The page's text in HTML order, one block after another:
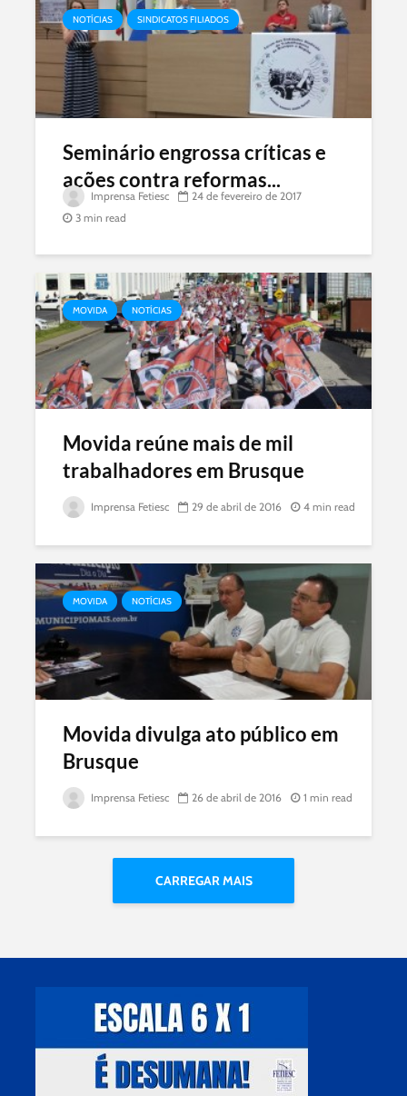
NOTÍCIAS SINDICATOS FILIADOS
Seminário engrossa críticas e
ações contra reformas...
Imprensa Fetiesc
24 de fevereiro de 2017
3 min read
MOVIDA NOTÍCIAS
Movida reúne mais de mil
trabalhadores em Brusque
Imprensa Fetiesc 29 de abril de 2016 4 min read
MOVIDA NOTÍCIAS
Movida divulga ato público em
Brusque
Imprensa Fetiesc 26 de abril de 2016 1 min read
CARREGAR MAIS